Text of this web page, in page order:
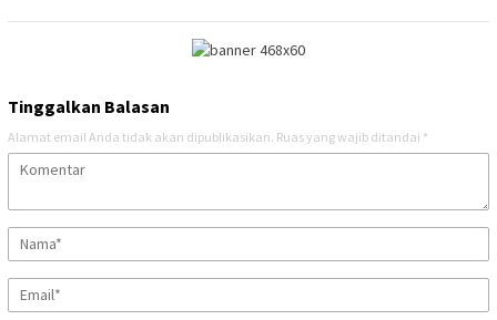
Tinggalkan Balasan
Alamat email Anda tidak akan dipublikasikan. Ruas yang wajib ditandai *